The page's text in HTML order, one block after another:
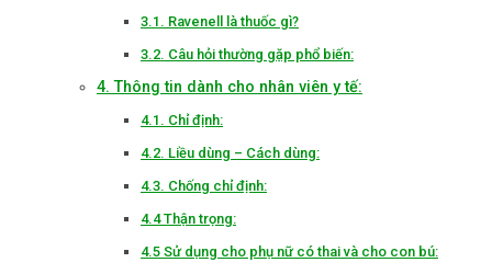
3.1. Ravenell là thuốc gì?
3.2. Câu hỏi thường gặp phổ biến:
4. Thông tin dành cho nhân viên y tế:
4.1. Chỉ định:
4.2. Liều dùng – Cách dùng:
4.3. Chống chỉ định:
4.4 Thận trọng:
4.5 Sử dụng cho phụ nữ có thai và cho con bú: